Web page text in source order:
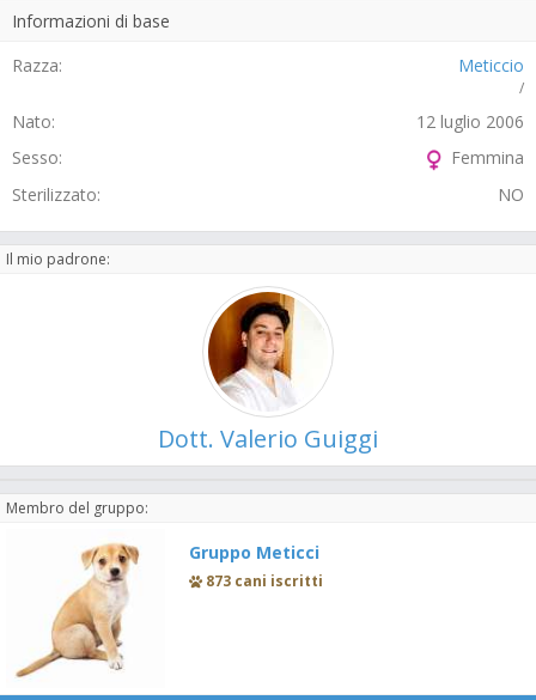
Informazioni di base
Razza:
Meticcio
/
Nato:
12 luglio 2006
Sesso:
Femmina
Sterilizzato:
NO
Il mio padrone:
Dott. Valerio Guiggi
Membro del gruppo:
Gruppo Meticci
873 cani iscritti